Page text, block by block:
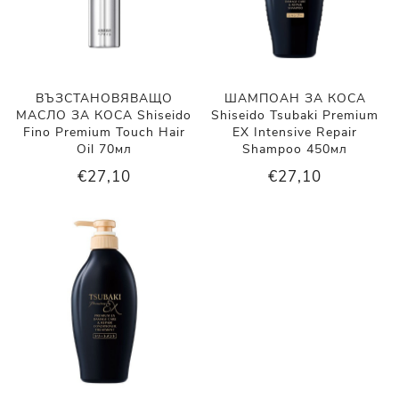
ВЪЗСТАНОВЯВАЩО
МАСЛО ЗА КОСА Shiseido
Fino Premium Touch Hair
Oil 70мл
€27,10
ШАМПОАН ЗА КОСА
Shiseido Tsubaki Premium
EX Intensive Repair
Shampoo 450мл
€27,10